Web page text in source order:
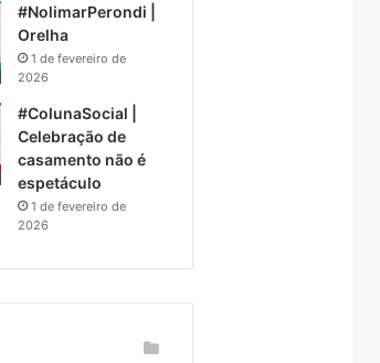
#NolimarPerondi |
Orelha
1 de fevereiro de
2026
#ColunaSocial |
Celebração de
casamento não é
espetáculo
1 de fevereiro de
2026